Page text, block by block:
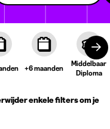
+6 maanden
Middelbaar
Diploma
enkele filters om je